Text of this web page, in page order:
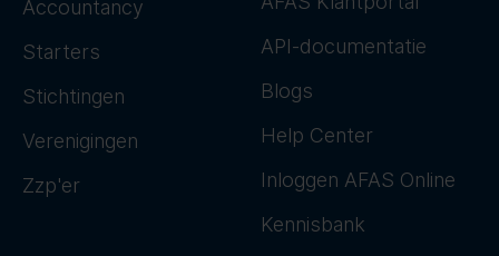
Accountancy
Starters
Stichtingen
Verenigingen
Zzp'er
API-documentatie
Blogs
Help Center
Inloggen AFAS Online
Kennisbank